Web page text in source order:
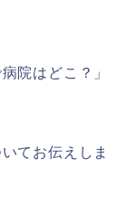
院はどこ？」
てお伝えしま